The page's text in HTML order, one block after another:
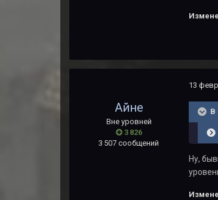
Айне
Вне уровней
3 826
3 507 сообщений
13
В
Ну,